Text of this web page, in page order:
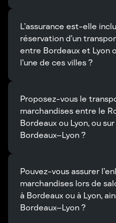
L’assurance est-elle
réservation d’un
entre Bordeaux et Lyon
l’une de ces villes ?
Proposez-vous le
marchandises entre le
Bordeaux ou Lyon, ou
Bordeaux–Lyon ?
Pouvez-vous assurer
marchandises lors de
à Bordeaux ou à Lyon,
Bordeaux–Lyon ?